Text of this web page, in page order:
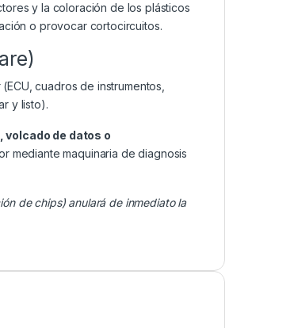
y la coloración de los plásticos
o provocar cortocircuitos.
cuadros de instrumentos,
y listo).
de datos o
mediante maquinaria de diagnosis
de chips) anulará de inmediato la